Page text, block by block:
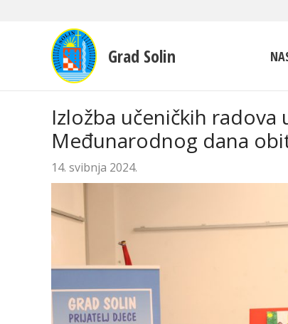
Grad Solin
Izložba učeničkih
Međunarodnog dana
14. svibnja 2024.